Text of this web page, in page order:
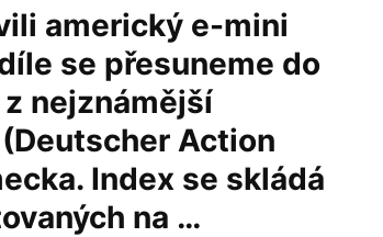
americký e-mini
se přesuneme do
nejznámější
Action
Index se skládá
na …